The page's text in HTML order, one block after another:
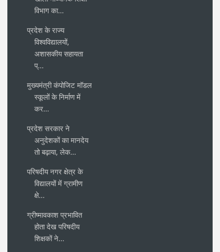
विभाग का...
प्रदेश के राज्य
विश्वविद्यालयों,
अशासकीय सहायता
प्...
मुख्यमंत्री कंपोजिट मॉडल
स्कूलों के निर्माण में
कर...
प्रदेश सरकार ने
अनुदेशकों का मानदेय
तो बढ़ाया, लेक...
परिषदीय नगर क्षेत्र के
विद्यालयों में ग्रामीण
क्षे...
ग्रीष्मावकाश प्रभावित
होता देख परिषदीय
शिक्षकों ने...